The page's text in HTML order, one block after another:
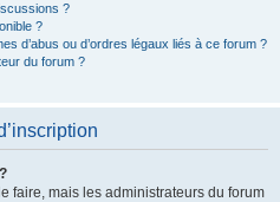
?
?
d’abus ou d’ordres légaux liés à ce forum ?
du forum ?
faire, mais les administrateurs du forum